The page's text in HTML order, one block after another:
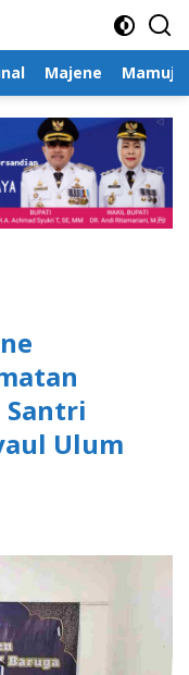
Majene Mamuju
Santri
Ulum